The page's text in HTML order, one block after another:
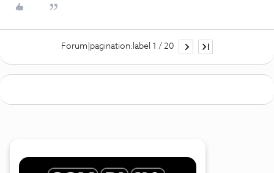
Forum|pagination.label 1 / 20